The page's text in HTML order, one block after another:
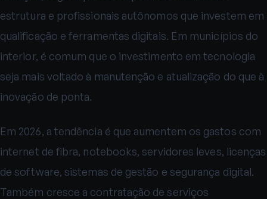
estrutura e profissionais autônomos que investem em
qualificação e ferramentas digitais. Em municípios do
interior, é comum que o investimento em tecnologia
seja mais voltado à manutenção e atualização do que à
inovação de ponta.
Em 2026, a tendência é que aumentem os gastos com
internet de fibra, notebooks, servidores leves, licenças
de software, sistemas de gestão e segurança digital.
Também cresce a contratação de serviços